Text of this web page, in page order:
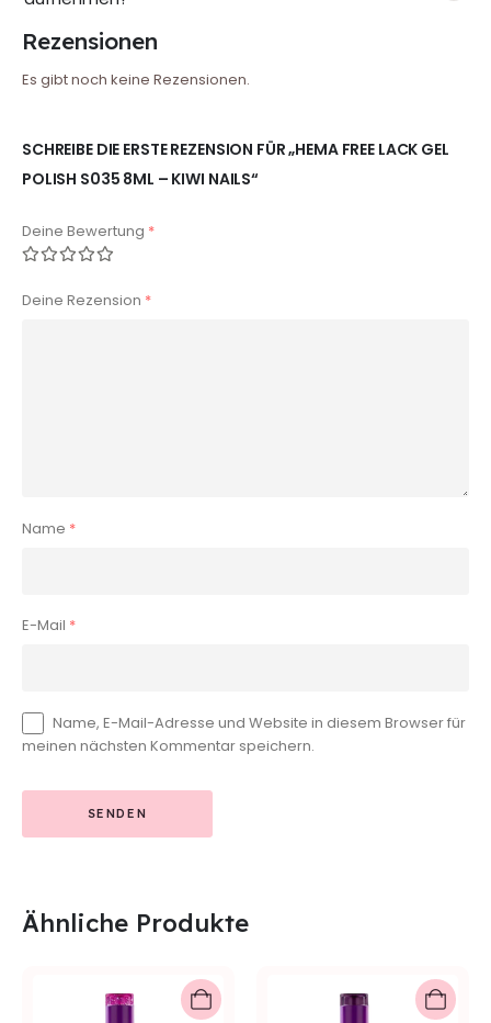
Rezensionen
Es gibt noch keine Rezensionen.
SCHREIBE DIE ERSTE REZENSION FÜR „HEMA FREE LACK GEL
POLISH S035 8ML – KIWI NAILS“
Deine Bewertung *
Deine Rezension *
Name *
E-Mail *
Name, E-Mail-Adresse und Website in diesem Browser für
meinen nächsten Kommentar speichern.
Ähnliche Produkte